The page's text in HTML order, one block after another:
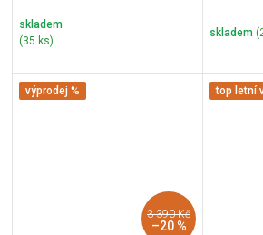
skladem
(35 ks)
skladem
výprodej %
3 390 Kč
–20 %
top letní